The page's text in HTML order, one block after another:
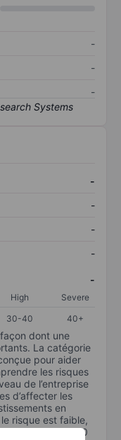
-
-
-
-
-
-
-
-
High
Severe
30-40 40+
dont une
La catégorie
pour aider
les risques
de l’entreprise
d’affecter les
en
risque est faible,
risque et 100